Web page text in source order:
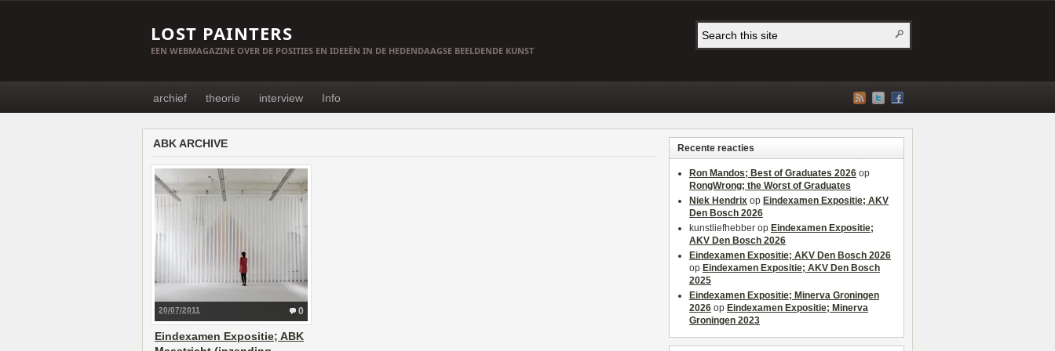
LOST PAINTERS
EEN WEBMAGAZINE OVER DE POSITIES EN IDEEËN IN DE HEDENDAAGSE BEELDENDE KUNST
archief theorie interview Info
ABK ARCHIVE
0
20/07/2011
Eindexamen Expositie; ABK
Recente reacties
Ron Mandos; Best of Graduates 2026 op
RongWrong; the Worst of Graduates
Niek Hendrix op Eindexamen Expositie; AKV
Den Bosch 2026
kunstliefhebber op Eindexamen Expositie;
AKV Den Bosch 2026
Eindexamen Expositie; AKV Den Bosch 2026
op Eindexamen Expositie; AKV Den Bosch
2025
Eindexamen Expositie; Minerva Groningen
2026 op Eindexamen Expositie; Minerva
Groningen 2023